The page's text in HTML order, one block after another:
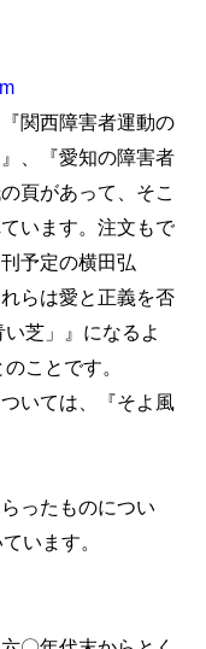
関西障害者運動の
、『愛知の障害者
頁があって、そこ
います。注文もで
予定の横田弘
らは愛と正義を否
芝」』になるよ
ことです。
いては、『そよ風
ったものについ
います。